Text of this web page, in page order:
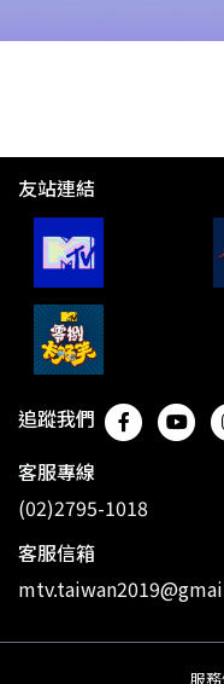
友站連結
追蹤我們
客服專線
(02)2795-1018
客服信箱
服